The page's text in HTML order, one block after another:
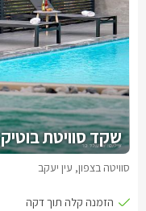
שקד סוויטת בוטיק
סוויטה בצפון, עין יעקב